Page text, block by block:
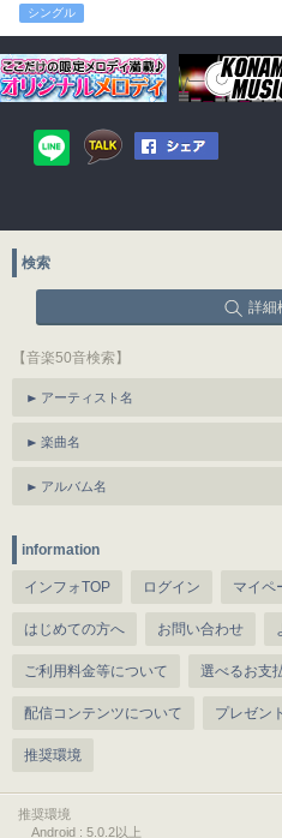
シングル
検索
詳細
【音楽50音検索】
アーティスト名
楽曲名
アルバム名
information
インフォTOP ログイン マイペ
はじめての方へ お問い合わせ
ご利用料金等について 選べるお支
配信コンテンツについて プレゼン
推奨環境
推奨環境
Android : 5.0.2以上